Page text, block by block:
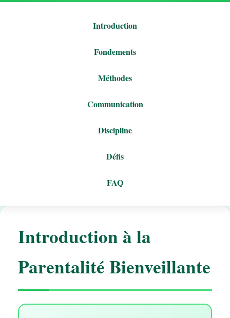
Introduction
Fondements
Méthodes
Communication
Discipline
Défis
FAQ
Introduction à la
Parentalité Bienveillante